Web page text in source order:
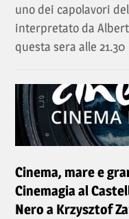
uno dei capolavori
interpretato da
questa sera alle 21.30
Cinema, mare e
Cinemagia al
Nero a Krzysztof